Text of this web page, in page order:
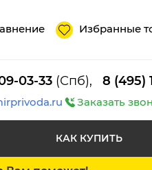
Избранные
03-33 (Спб), 8 (495)
Заказать
КАК КУПИТЬ